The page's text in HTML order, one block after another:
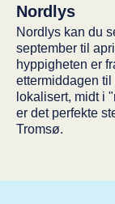
Nordlys
Nord­lys kan du
september til
hyp­pig­he­ten er
etter­mid­da­gen
lokalisert, midt i
er det perfekte
Tromsø.